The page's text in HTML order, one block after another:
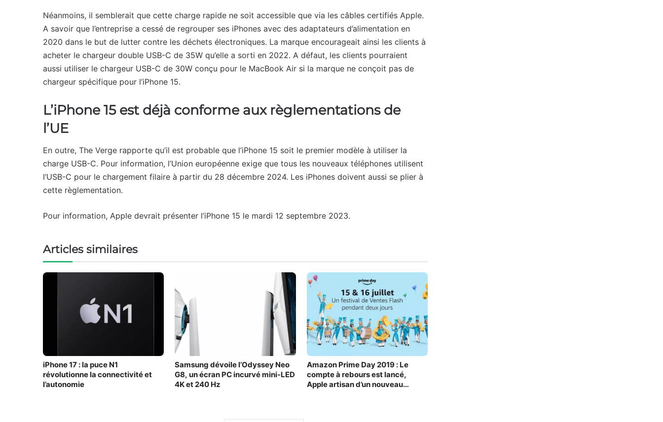
Néanmoins, il semblerait que cette charge rapide ne soit accessible que via les câbles certifiés Apple.
A savoir que l’entreprise a cessé de regrouper ses iPhones avec des adaptateurs d’alimentation en
2020 dans le but de lutter contre les déchets électroniques. La marque encourageait ainsi les clients à
acheter le chargeur double USB-C de 35W qu’elle a sorti en 2022. A défaut, les clients pourraient
aussi utiliser le chargeur USB-C de 30W conçu pour le MacBook Air si la marque ne conçoit pas de
chargeur spécifique pour l’iPhone 15.
L’iPhone 15 est déjà conforme aux règlementations de
l’UE
En outre, The Verge rapporte qu’il est probable que l’iPhone 15 soit le premier modèle à utiliser la
charge USB-C. Pour information, l’Union européenne exige que tous les nouveaux téléphones utilisent
l’USB-C pour le chargement filaire à partir du 28 décembre 2024. Les iPhones doivent aussi se plier à
cette règlementation.
Pour information, Apple devrait présenter l’iPhone 15 le mardi 12 septembre 2023.
Articles similaires
iPhone 17 : la puce N1
révolutionne la connectivité et
l’autonomie
Samsung dévoile l’Odyssey Neo
G8, un écran PC incurvé mini-LED
4K et 240 Hz
Amazon Prime Day 2019 : Le
compte à rebours est lancé,
Apple artisan d’un nouveau